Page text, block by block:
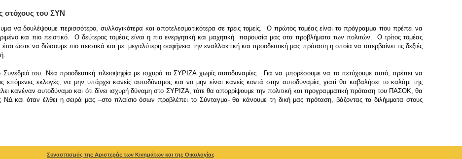
στόχους του ΣΥΝ
να δουλέψουμε περισσότερο, συλλογικότερα και αποτελεσματικότερα σε τρεις τομείς. Ο πρώτος τομέας είναι το πρόγραμμα που πρέπει να
και πιο πειστικό. Ο δεύτερος τομέας είναι η πιο ενεργητική και μαχητική παρουσία μας στα προβλήματα των πολιτών. Ο τρίτος τομέας
έτσι ώστε να δώσουμε πιο πειστικά και με μεγαλύτερη σαφήνεια την εναλλακτική και προοδευτική μας πρόταση η οποία να υπερβαίνει τις δεξιές
του. Νέα προοδευτική πλειοψηφία με ισχυρό το ΣΥΡΙΖΑ χωρίς αυτοδυναμίες. Για να μπορέσουμε να το πετύχουμε αυτό, πρέπει να
επόμενες εκλογές, να μην υπάρχει κανείς αυτοδύναμος και να μην είναι κανείς κοντά στην αυτοδυναμία, γιατί θα καβαλήσει το καλάμι της
κανέναν αυτοδύναμο και ότι δίνει ισχυρή δύναμη στο ΣΥΡΙΖΑ, τότε θα απορρίψουμε την πολιτική και προγραμματική πρόταση του ΠΑΣΟΚ, θα
ΝΔ και όταν έλθει η σειρά μας –στο πλαίσιο όσων προβλέπει το Σύνταγμα- θα κάνουμε τη δική μας πρόταση, βάζοντας τα διλήμματα στους
Συνασπισμός της Αριστεράς των Κινημάτων και της Οικολογίας